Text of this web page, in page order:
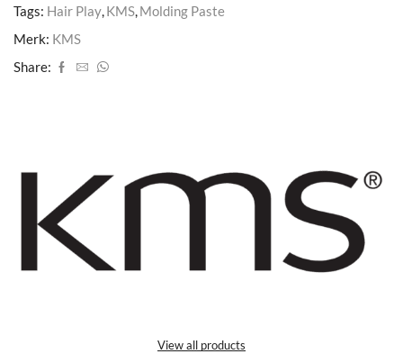
Tags: Hair Play,KMS,Molding Paste
Merk: KMS
Share:
View all products